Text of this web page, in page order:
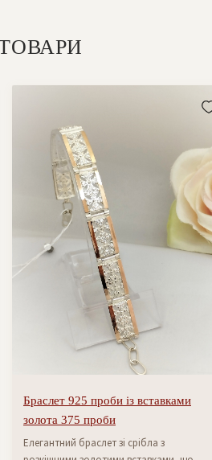
Браслет 925 проби із вставками
золота 375 проби
Елегантний браслет зі срібла з